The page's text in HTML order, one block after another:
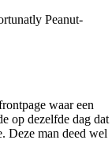
Peanut-
waar een
op dezelfde dag dat
Deze man deed wel